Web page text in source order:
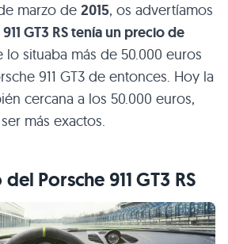
marzo de 2015, os advertíamos
GT3 RS tenía un precio de
lo situaba más de 50.000 euros
911 GT3 de entonces. Hoy la
cercana a los 50.000 euros,
más exactos.
Porsche 911 GT3 RS